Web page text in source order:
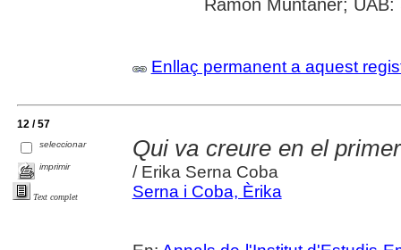
Ramon Muntaner; UAB:
Enllaç permanent a aquest
12 / 57
seleccionar
imprimir
Text complet
Qui va creure en el
/ Erika Serna Coba
Serna i Coba, Èrika